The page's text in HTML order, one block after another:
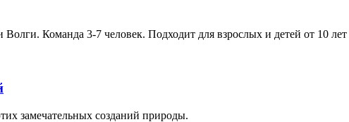
Команда 3-7 человек. Подходит для взрослых и детей от 10
замечательных созданий природы.